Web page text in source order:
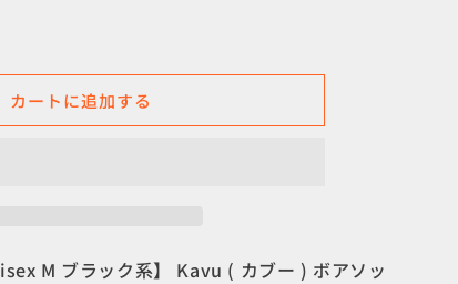
カートに追加する
M ブラック系】 Kavu ( カブー ) ボアソッ